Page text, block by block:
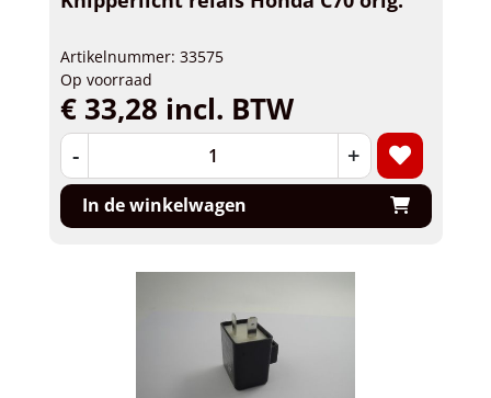
Artikelnummer: 33575
Op voorraad
€ 33,28 incl. BTW
- +
In de winkelwagen